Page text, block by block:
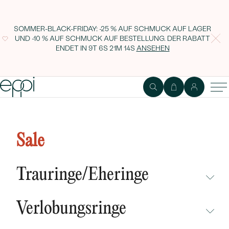
SOMMER-BLACK-FRIDAY: -25 % AUF SCHMUCK AUF LAGER
UND -10 % AUF SCHMUCK AUF BESTELLUNG. DER RABATT
ENDET IN 9T 6S 21M 13S ANSEHEN
Sale
Trauringe/Eheringe
NEUHEITEN
Verlobungsringe
Diamanten Mahir